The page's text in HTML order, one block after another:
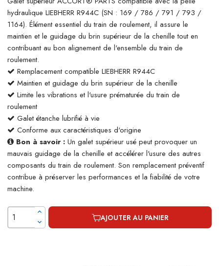
hydraulique LIEBHERR R944C (SN : 169 / 786 / 791 / 793 /
1164). Élément essentiel du train de roulement, il assure le
maintien et le guidage du brin supérieur de la chenille tout en
contribuant au bon alignement de l'ensemble du train de
roulement.
Remplacement compatible LIEBHERR R944C
Maintien et guidage du brin supérieur de la chenille
Limite les vibrations et l'usure prématurée du train de
roulement
Galet étanche lubrifié à vie
Conforme aux caractéristiques d'origine
Bon à savoir : Un galet supérieur usé peut provoquer un
mauvais guidage de la chenille et accélérer l'usure des autres
composants du train de roulement. Son remplacement préventif
contribue à préserver les performances et la fiabilité de votre
machine.
AJOUTER AU PANIER